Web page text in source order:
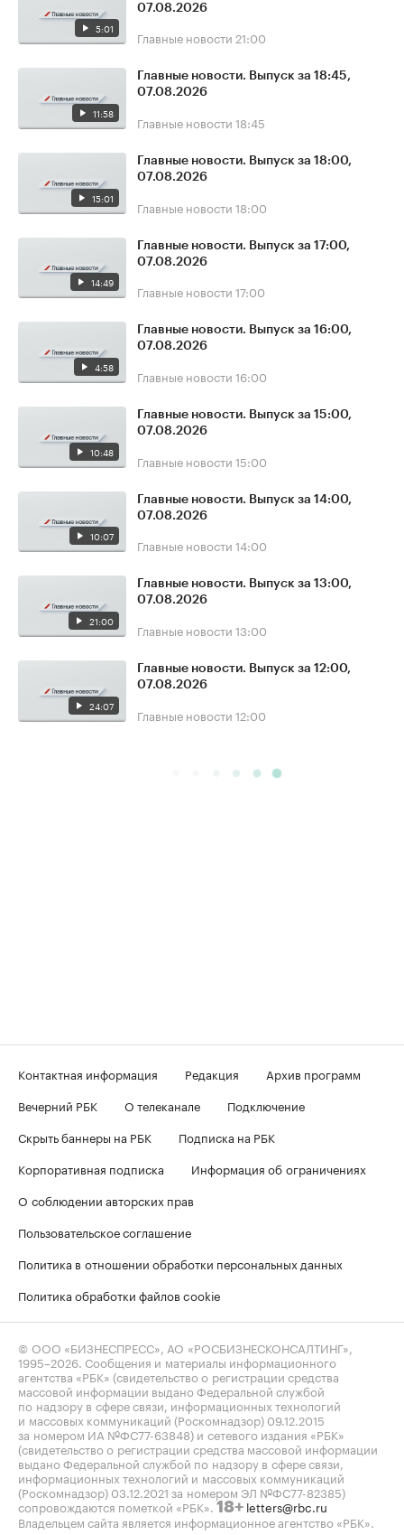
5:01
07.08.2026
Главные новости 21:00
11:58
Главные новости. Выпуск за 18:45,
07.08.2026
Главные новости 18:45
15:01
Главные новости. Выпуск за 18:00,
07.08.2026
Главные новости 18:00
14:49
Главные новости. Выпуск за 17:00,
07.08.2026
Главные новости 17:00
4:58
Главные новости. Выпуск за 16:00,
07.08.2026
Главные новости 16:00
10:48
Главные новости. Выпуск за 15:00,
07.08.2026
Главные новости 15:00
10:07
Главные новости. Выпуск за 14:00,
07.08.2026
Главные новости 14:00
21:00
Главные новости. Выпуск за 13:00,
07.08.2026
Главные новости 13:00
24:07
Главные новости. Выпуск за 12:00,
07.08.2026
Главные новости 12:00
Контактная информация Редакция
Архив программ
Вечерний РБК
О телеканале
Подключение
Скрыть баннеры на РБК
Подписка на РБК
Корпоративная подписка
Информация об ограничениях
О соблюдении авторских прав
Пользовательское соглашение
Политика в отношении обработки персональных данных
Политика обработки файлов cookie
© ООО «БИЗНЕСПРЕСС», АО «РОСБИЗНЕСКОНСАЛТИНГ»,
1995–2026 . Сообщения и материалы информационного
агентства «РБК» (свидетельство о регистрации средства
массовой информации выдано Федеральной службой
по надзору в сфере связи, информационных технологий
и массовых коммуникаций (Роскомнадзор) 09.12.2015
за номером ИА №ФС77-63848) и сетевого издания «РБК»
(свидетельство о регистрации средства массовой информации
выдано Федеральной службой по надзору в сфере связи,
информационных технологий и массовых коммуникаций
(Роскомнадзор) 03.12.2021 за номером ЭЛ №ФС77-82385)
сопровождаются пометкой «РБК». 18+ letters@rbc.ru
Владельцем сайта является информационное агентство «РБК».